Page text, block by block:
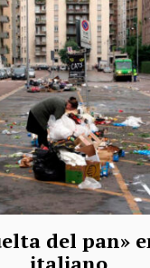
del pan»
italiano